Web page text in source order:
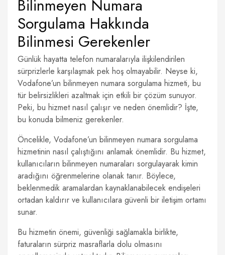
Bilinmeyen Numara
Sorgulama Hakkında
Bilinmesi Gerekenler
Günlük hayatta telefon numaralarıyla ilişkilendirilen
sürprizlerle karşılaşmak pek hoş olmayabilir. Neyse ki,
Vodafone’un bilinmeyen numara sorgulama hizmeti, bu
tür belirsizlikleri azaltmak için etkili bir çözüm sunuyor.
Peki, bu hizmet nasıl çalışır ve neden önemlidir? İşte,
bu konuda bilmeniz gerekenler.
Öncelikle, Vodafone’un bilinmeyen numara sorgulama
hizmetinin nasıl çalıştığını anlamak önemlidir. Bu hizmet,
kullanıcıların bilinmeyen numaraları sorgulayarak kimin
aradığını öğrenmelerine olanak tanır. Böylece,
beklenmedik aramalardan kaynaklanabilecek endişeleri
ortadan kaldırır ve kullanıcılara güvenli bir iletişim ortamı
sunar.
Bu hizmetin önemi, güvenliği sağlamakla birlikte,
faturaların sürpriz masraflarla dolu olmasını